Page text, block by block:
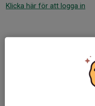
Klicka här för att logga in